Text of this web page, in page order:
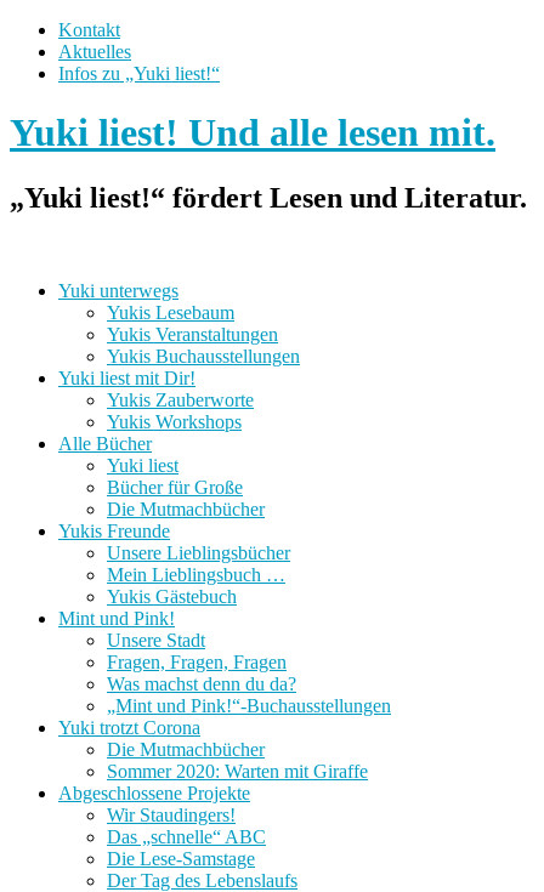
Kontakt
Aktuelles
Infos zu „Yuki liest!“
Yuki liest! Und alle lesen mit.
„Yuki liest!“ fördert Lesen und Literatur.
Yuki unterwegs
Yukis Lesebaum
Yukis Veranstaltungen
Yukis Buchausstellungen
Yuki liest mit Dir!
Yukis Zauberworte
Yukis Workshops
Alle Bücher
Yuki liest
Bücher für Große
Die Mutmachbücher
Yukis Freunde
Unsere Lieblingsbücher
Mein Lieblingsbuch …
Yukis Gästebuch
Mint und Pink!
Unsere Stadt
Fragen, Fragen, Fragen
Was machst denn du da?
„Mint und Pink!“-Buchausstellungen
Yuki trotzt Corona
Die Mutmachbücher
Sommer 2020: Warten mit Giraffe
Abgeschlossene Projekte
Wir Staudingers!
Das „schnelle“ ABC
Die Lese-Samstage
Der Tag des Lebenslaufs